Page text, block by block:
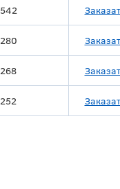
542
280
268
252